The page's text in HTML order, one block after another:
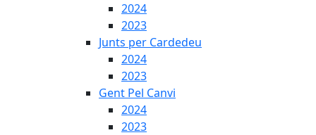
2024
2023
Junts per Cardedeu
2024
2023
Gent Pel Canvi
2024
2023